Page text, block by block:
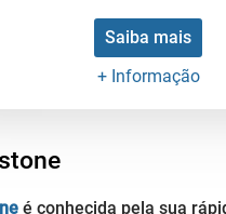
Saiba mais
+ Informação
é conhecida pela sua